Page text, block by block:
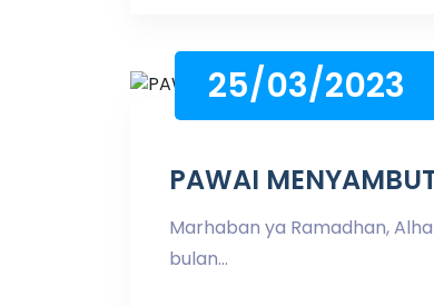
25/03/2023
PAWAI
Marhaban ya Ramadhan,
bulan...